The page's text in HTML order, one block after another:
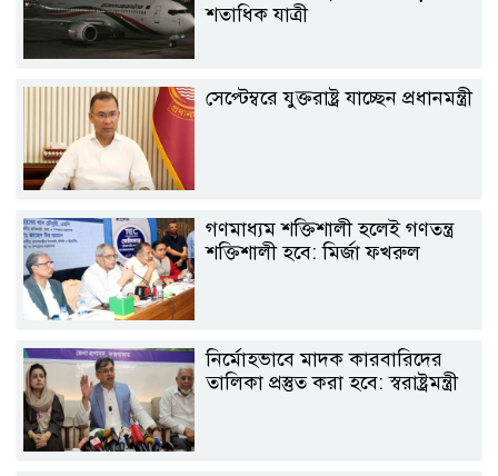
শতাধিক যাত্রী
সেপ্টেম্বরে যুক্তরাষ্ট্র যাচ্ছেন প্রধানমন্ত্রী
গণমাধ্যম শক্তিশালী হলেই গণতন্ত্র
শক্তিশালী হবে: মির্জা ফখরুল
নির্মোহভাবে মাদক কারবারিদের
তালিকা প্রস্তুত করা হবে: স্বরাষ্ট্রমন্ত্রী